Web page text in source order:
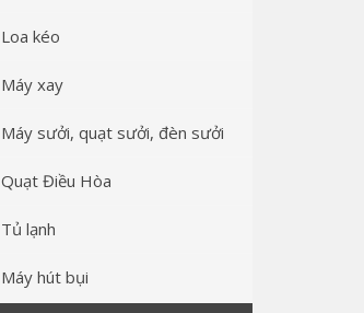
Loa kéo
Máy xay
Máy sưởi, quạt sưởi, đèn sưởi
Quạt Điều Hòa
Tủ lạnh
Máy hút bụi